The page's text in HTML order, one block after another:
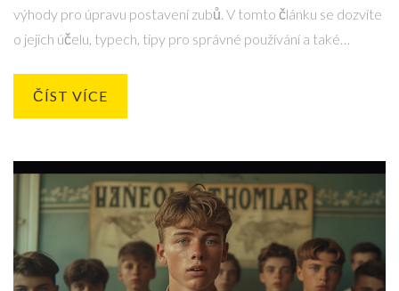
výhody pro úpravu postavení zubů. V tomto článku se dozvíte
o jejich účelu, typech, tipy pro správné používání a také
ČÍST VÍCE